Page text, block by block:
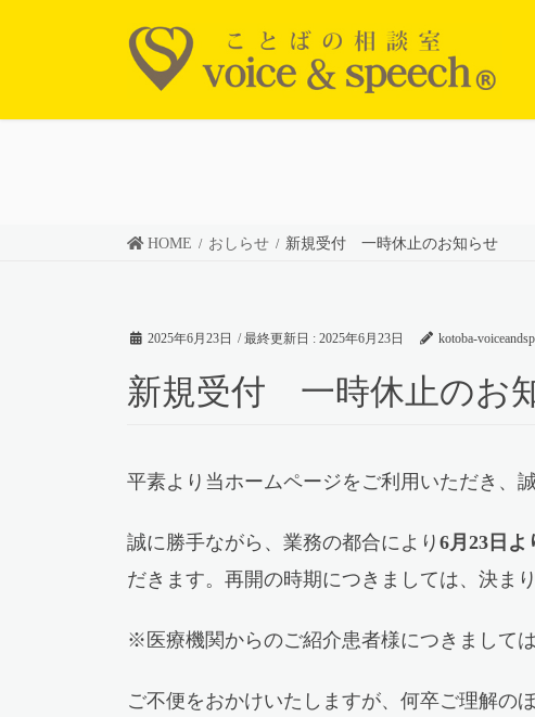
HOME おしらせ 新規受付 一時休止のお知らせ
2025年6月23日 / 最終更新日 : 2025年6月23日 kotoba-
新規受付 一時休止のお
平素より当ホームページをご利用いただき、
誠に勝手ながら、業務の都合により 6月23日
だきます。再開の時期につきましては、決ま
※医療機関からのご紹介患者様につきまして
ご不便をおかけいたしますが、何卒ご理解の